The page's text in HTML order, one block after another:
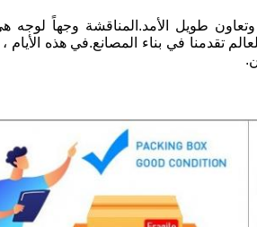
طويل الأمد.المناقشة وجهاً لوجه